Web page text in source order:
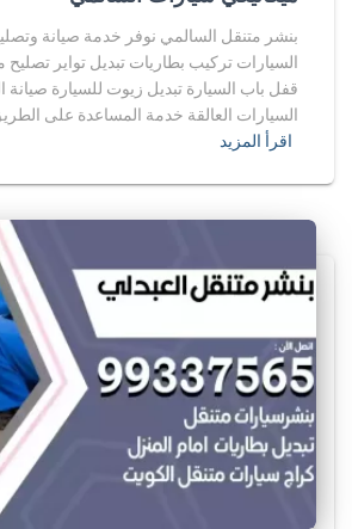
بنشر متنقل السالمي نوفر خدمة صيانة
السيارات تركيب بطاريات تبديل تواير
قفل باب السيارة تبديل زيوت للسيارة
السيارات العالقة خدمة المساعدة على
اقرأ المزيد